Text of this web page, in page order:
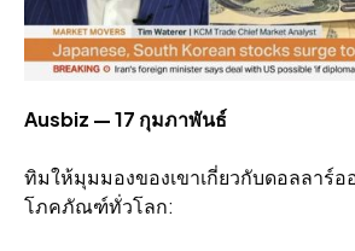
Ausbiz — 17 กุมภาพันธ์
ทิมให้มุมมองของเขาเกี่ยวกับดอลลาร์อ
โภคภัณฑ์ทั่วโลก: